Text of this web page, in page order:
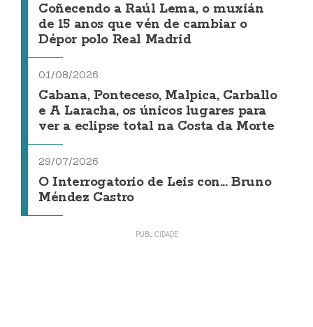
Coñecendo a Raúl Lema, o muxián
de 15 anos que vén de cambiar o
Dépor polo Real Madrid
01/08/2026
Cabana, Ponteceso, Malpica, Carballo
e A Laracha, os únicos lugares para
ver a eclipse total na Costa da Morte
29/07/2026
O Interrogatorio de Leis con... Bruno
Méndez Castro